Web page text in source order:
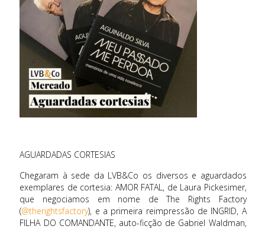
AGUARDADAS CORTESIAS
Chegaram à sede da LVB&Co os diversos e aguardados
exemplares de cortesia: AMOR FATAL, de Laura Pickesimer,
que negociamos em nome de The Rights Factory
(@therightsfactory), e a primeira reimpressão de INGRID, A
FILHA DO COMANDANTE, auto-ficção de Gabriel Waldman,